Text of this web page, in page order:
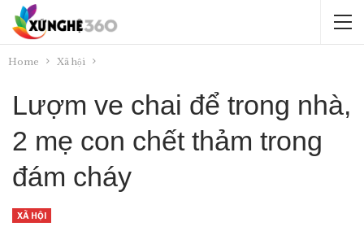
Home Xã hội
Lượm ve chai để trong nhà,
2 mẹ con chết thảm trong
đám cháy
XÃ HỘI